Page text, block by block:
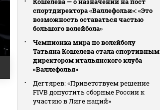
спортдиректора «Валлефольи»: «Это
возможность оставаться частью
большого волейбола»
Чемпионка мира по волейболу
Татьяна Кошелева стала спортивным
директором итальянского клуба
«Валлефолья»
Дегтярев: «Приветствуем решение
FIVB допустить сборные России к
участию в Лиге наций»